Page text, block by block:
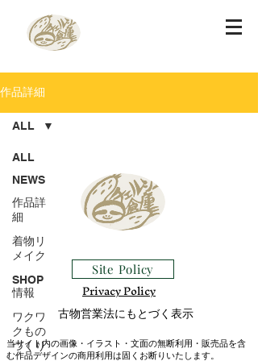
作品詳細
ALL
NEWS
作品詳
細
着物リ
メイク
SHOP
情報
ワクワ
クもの
づくり
ALL
Site Policy
​Privacy Policy
古物営業法にもとづく表示
当サイト内の画像・イラスト・ 文面の無断利用・販売品を含
む作品デザインの商用利用は固くお断りいたします。